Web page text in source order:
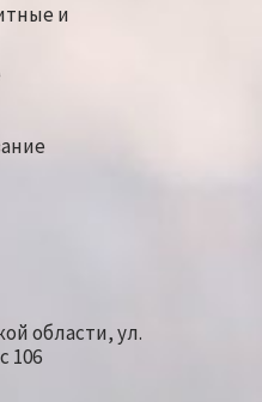
и
области, ул.
106